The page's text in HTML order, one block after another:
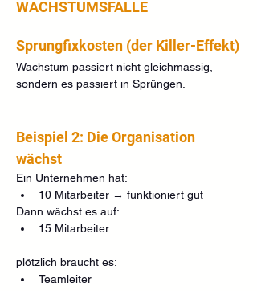
WACHSTUMSFALLE
Sprungfixkosten (der Killer-Effekt)
Wachstum passiert nicht gleichmässig,
sondern es passiert in Sprüngen.
Beispiel 2: Die Organisation
wächst
Ein Unternehmen hat:
10 Mitarbeiter → funktioniert gut
Dann wächst es auf:
15 Mitarbeiter
plötzlich braucht es:
Teamleiter